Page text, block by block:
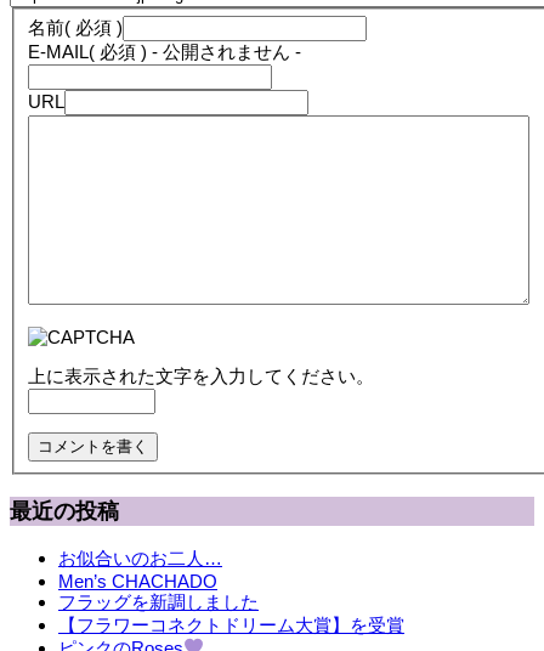
名前( 必須 )
E-MAIL( 必須 ) - 公開されません -
URL
上に表示された文字を入力してください。
最近の投稿
お似合いのお二人…
Men’s CHACHADO
フラッグを新調しました
【フラワーコネクトドリーム大賞】を受賞